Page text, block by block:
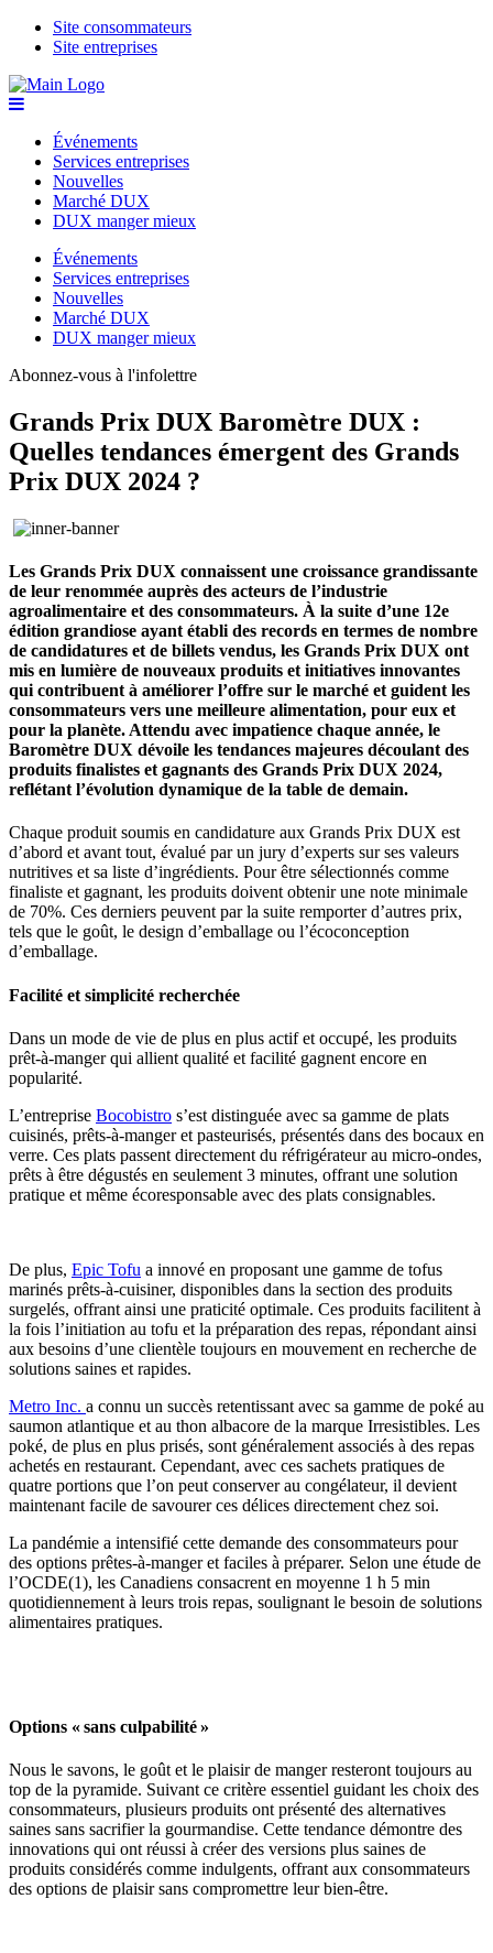
Site consommateurs
Site entreprises
Événements
Services entreprises
Nouvelles
Marché DUX
DUX manger mieux
Événements
Services entreprises
Nouvelles
Marché DUX
DUX manger mieux
Abonnez-vous à l'infolettre
Grands Prix DUX Baromètre DUX :
Quelles tendances émergent des Grands
Prix DUX 2024 ?
Les Grands Prix DUX connaissent une croissance grandissante
de leur renommée auprès des acteurs de l’industrie
agroalimentaire et des consommateurs. À la suite d’une 12e
édition grandiose ayant établi des records en termes de nombre
de candidatures et de billets vendus, les Grands Prix DUX ont
mis en lumière de nouveaux produits et initiatives innovantes
qui contribuent à améliorer l’offre sur le marché et guident les
consommateurs vers une meilleure alimentation, pour eux et
pour la planète. Attendu avec impatience chaque année, le
Baromètre DUX dévoile les tendances majeures découlant des
produits finalistes et gagnants des Grands Prix DUX 2024,
reflétant l’évolution dynamique de la table de demain.
Chaque produit soumis en candidature aux Grands Prix DUX est
d’abord et avant tout, évalué par un jury d’experts sur ses valeurs
nutritives et sa liste d’ingrédients. Pour être sélectionnés comme
finaliste et gagnant, les produits doivent obtenir une note minimale
de 70%. Ces derniers peuvent par la suite remporter d’autres prix,
tels que le goût, le design d’emballage ou l’écoconception
d’emballage.
Facilité et simplicité recherchée
Dans un mode de vie de plus en plus actif et occupé, les produits
prêt-à-manger qui allient qualité et facilité gagnent encore en
popularité.
L’entreprise Bocobistro s’est distinguée avec sa gamme de plats
cuisinés, prêts-à-manger et pasteurisés, présentés dans des bocaux en
verre. Ces plats passent directement du réfrigérateur au micro-ondes,
prêts à être dégustés en seulement 3 minutes, offrant une solution
pratique et même écoresponsable avec des plats consignables.
De plus, Epic Tofu a innové en proposant une gamme de tofus
marinés prêts-à-cuisiner, disponibles dans la section des produits
surgelés, offrant ainsi une praticité optimale. Ces produits facilitent à
la fois l’initiation au tofu et la préparation des repas, répondant ainsi
aux besoins d’une clientèle toujours en mouvement en recherche de
solutions saines et rapides.
Metro Inc. a connu un succès retentissant avec sa gamme de poké au
saumon atlantique et au thon albacore de la marque Irresistibles. Les
poké, de plus en plus prisés, sont généralement associés à des repas
achetés en restaurant. Cependant, avec ces sachets pratiques de
quatre portions que l’on peut conserver au congélateur, il devient
maintenant facile de savourer ces délices directement chez soi.
La pandémie a intensifié cette demande des consommateurs pour
des options prêtes-à-manger et faciles à préparer. Selon une étude de
l’OCDE(1), les Canadiens consacrent en moyenne 1 h 5 min
quotidiennement à leurs trois repas, soulignant le besoin de solutions
alimentaires pratiques.
Options « sans culpabilité »
Nous le savons, le goût et le plaisir de manger resteront toujours au
top de la pyramide. Suivant ce critère essentiel guidant les choix des
consommateurs, plusieurs produits ont présenté des alternatives
saines sans sacrifier la gourmandise. Cette tendance démontre des
innovations qui ont réussi à créer des versions plus saines de
produits considérés comme indulgents, offrant aux consommateurs
des options de plaisir sans compromettre leur bien-être.